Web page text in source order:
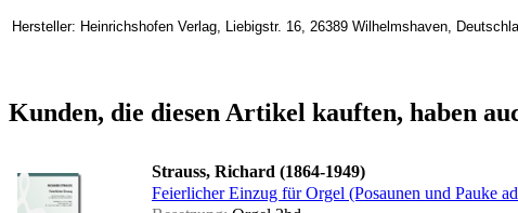
Hersteller: Heinrichshofen Verlag, Liebigstr. 16, 26389 Wilhelmshaven,
Kunden, die diesen Artikel kauften, haben
Strauss, Richard (1864-1949)
Feierlicher Einzug für Orgel (Posaunen und Pauke